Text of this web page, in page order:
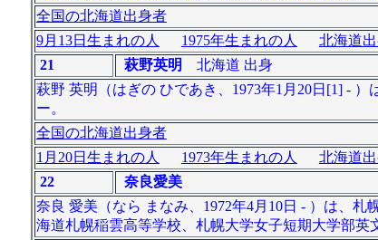
全国の北海道出身者
9月13日生まれの人
1975年生まれの人
北海道
21
萩野英明 北海道 出身
萩野 英明（はぎの ひであき、1973年1月20日[1] -
ー。
全国の北海道出身者
1月20日生まれの人
1973年生まれの人
北海道
22
奈良愛美
奈良 愛美（なら まなみ、1972年4月10日 - ）は、
海道札幌稲雲高等学校、札幌大学女子短期大学部英